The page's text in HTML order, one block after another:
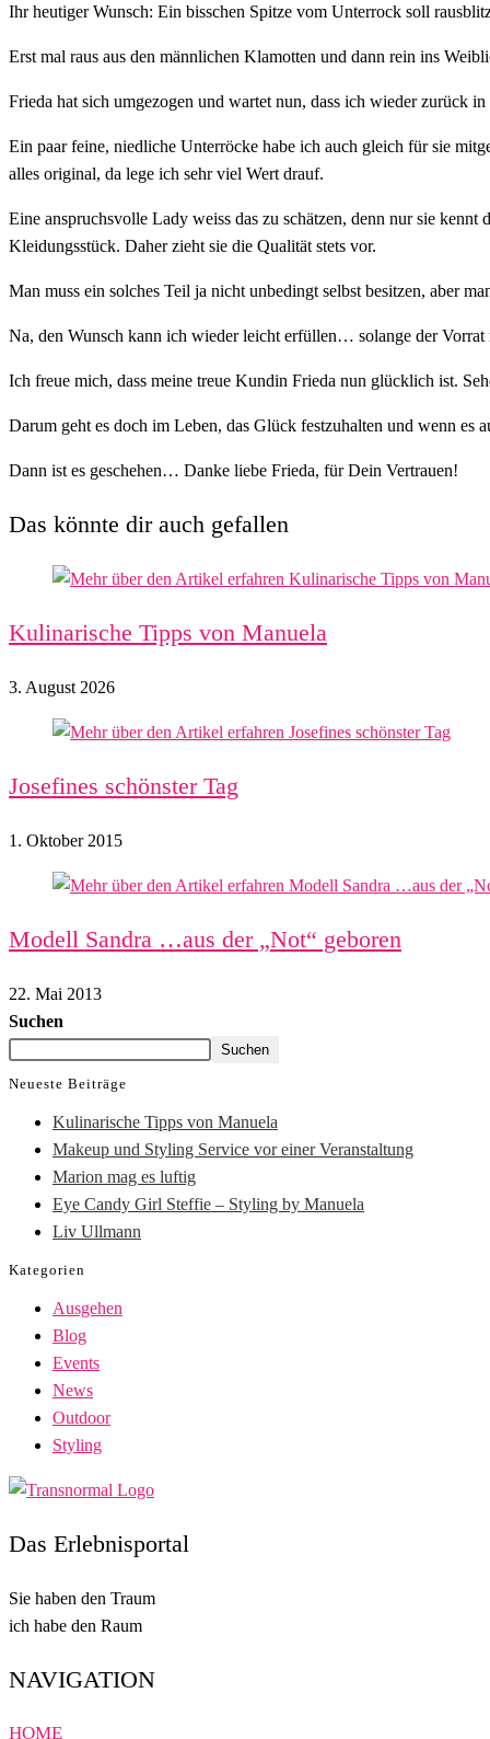
Ihr heutiger Wunsch: Ein bisschen Spitze vom Unterrock soll
Erst mal raus aus den männlichen Klamotten und dann rein ins
Frieda hat sich umgezogen und wartet nun, dass ich wieder zurück
Ein paar feine, niedliche Unterröcke habe ich auch gleich für sie
alles original, da lege ich sehr viel Wert drauf.
Eine anspruchsvolle Lady weiss das zu schätzen, denn nur sie
Kleidungsstück. Daher zieht sie die Qualität stets vor.
Man muss ein solches Teil ja nicht unbedingt selbst besitzen, aber
Na, den Wunsch kann ich wieder leicht erfüllen… solange der Vorrat
Ich freue mich, dass meine treue Kundin Frieda nun glücklich ist.
Darum geht es doch im Leben, das Glück festzuhalten und wenn es
Dann ist es geschehen… Danke liebe Frieda, für Dein Vertrauen!
Das könnte dir auch gefallen
Kulinarische Tipps von Manuela
3. August 2026
Josefines schönster Tag
1. Oktober 2015
Modell Sandra …aus der „Not“ geboren
22. Mai 2013
Suchen
Suchen
Neueste Beiträge
Kulinarische Tipps von Manuela
Makeup und Styling Service vor einer Veranstaltung
Marion mag es luftig
Eye Candy Girl Steffie – Styling by Manuela
Liv Ullmann
Kategorien
Ausgehen
Blog
Events
News
Outdoor
Styling
Das Erlebnisportal
Sie haben den Traum
ich habe den Raum
NAVIGATION
HOME